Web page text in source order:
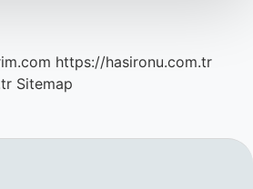
https://hasironu.com.tr
Sitemap